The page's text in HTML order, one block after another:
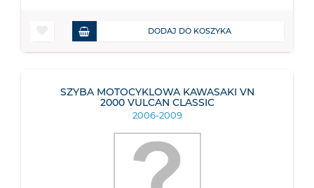
DODAJ DO KOSZYKA
SZYBA MOTOCYKLOWA KAWASAKI VN
2000 VULCAN CLASSIC
2006-2009